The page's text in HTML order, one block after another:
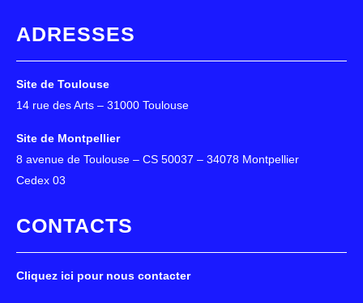
ADRESSES
Site de Toulouse
14 rue des Arts – 31000 Toulouse
Site de Montpellier
8 avenue de Toulouse – CS 50037 – 34078 Montpellier
Cedex 03
CONTACTS
Cliquez ici pour nous contacter